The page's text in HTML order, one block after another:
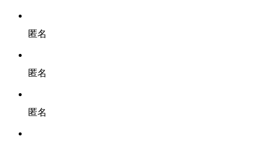
匿名
匿名
匿名